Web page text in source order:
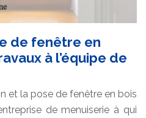
de fenêtre en
à l’équipe de
et la pose de fenêtre en bois
de menuiserie à qui